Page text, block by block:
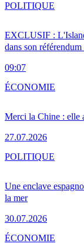
EXCLUSIF :
dans son
09:07
POLITIQUE
Merci la Chine : elle
27.07.2026
ÉCONOMIE
Une enclave
la mer
30.07.2026
POLITIQUE
ÉCONOMIE